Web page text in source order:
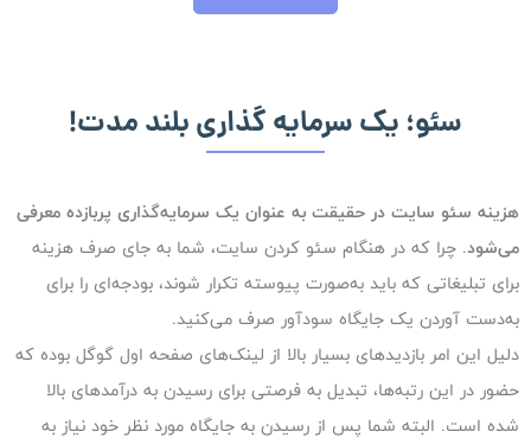
سئو؛ یک سرمایه گذاری بلند مدت!
هزینه‌ سئو سایت در حقیقت به عنوان یک سرمایه‌گذاری پربازده معرفی
می‌شود. چرا که در هنگام سئو کردن سایت، شما به جای صرف هزینه
برای تبلیغاتی که باید به‌صورت پیوسته تکرار شوند، بودجه‌ای را برای
به‌دست آوردن یک جایگاه سودآور صرف می‌کنید.
دلیل این امر بازدیدهای بسیار بالا از لینک‌های صفحه‌ اول گوگل بوده که
حضور در این رتبه‌ها، تبدیل به فرصتی برای رسیدن به درآمدهای بالا
شده است. البته شما پس از رسیدن به جایگاه مورد نظر خود نیاز به